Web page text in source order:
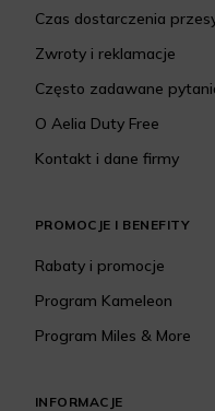
Czas dostarczenia
Zwroty i reklamacje
Często zadawane
O Aelia Duty Free
Kontakt i dane firmy
PROMOCJE I BENEFITY
Rabaty i promocje
Program Kameleon
Program Miles & More
INFORMACJE